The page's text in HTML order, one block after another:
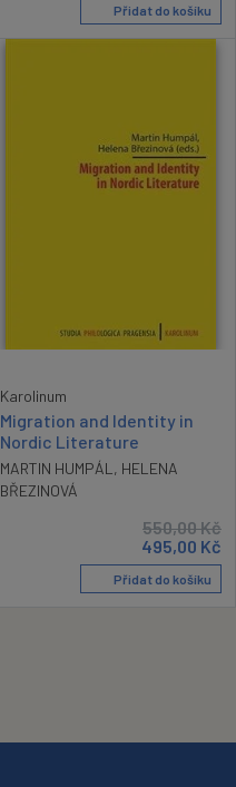
Přidat do košíku
Karolinum
Migration and Identity in
Nordic Literature
MARTIN HUMPÁL , HELENA
BŘEZINOVÁ
550,00Kč
495,00 Kč
Přidat do košíku